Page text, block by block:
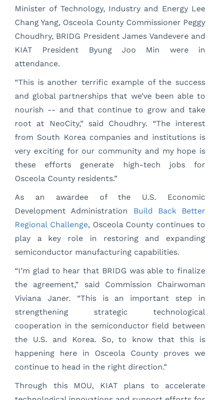
Minister of Technology, Industry and Energy Lee
Chang Yang, Osceola County Commissioner Peggy
Choudhry, BRIDG President James Vandevere and
KIAT President Byung Joo Min were in
attendance.
“This is another terrific example of the success
and global partnerships that we’ve been able to
nourish -- and that continue to grow and take
root at NeoCity,” said Choudhry. “The interest
from South Korea companies and institutions is
very exciting for our community and my hope is
these efforts generate high-tech jobs for
Osceola County residents.”
As an awardee of the U.S. Economic
Development Administration Build Back Better
Regional Challenge, Osceola County continues to
play a key role in restoring and expanding
semiconductor manufacturing capabilities.
“I’m glad to hear that BRIDG was able to finalize
the agreement,” said Commission Chairwoman
Viviana Janer. “This is an important step in
strengthening strategic technological
cooperation in the semiconductor field between
the U.S. and Korea. So, to know that this is
happening here in Osceola County proves we
continue to head in the right direction.”
Through this MOU, KIAT plans to accelerate